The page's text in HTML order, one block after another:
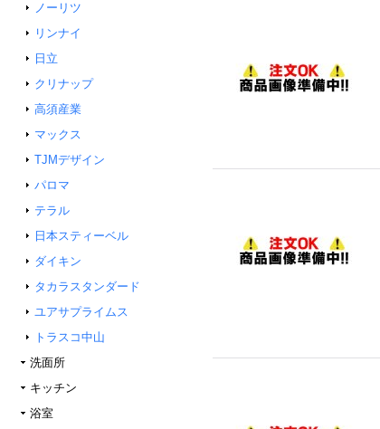
ノーリツ
リンナイ
日立
クリナップ
高須産業
マックス
TJMデザイン
パロマ
テラル
日本スティーベル
ダイキン
タカラスタンダード
ユアサプライムス
トラスコ中山
洗面所
キッチン
浴室